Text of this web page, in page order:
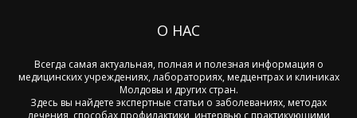
О НАС
Всегда самая актуальная, полная и полезная информация о
медицинских учреждениях, лабораториях, медцентрах и клиниках
Молдовы и других стран.
Здесь вы найдете экспертные статьи о заболеваниях, методах
лечения, способах профилактики, интервью с практикующими